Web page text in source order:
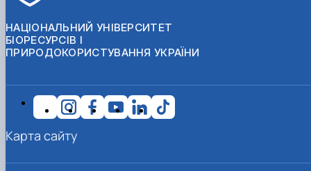
НАЦІОНАЛЬНИЙ УНІВЕРСИТЕТ
БІОРЕСУРСІВ І
ПРИРОДОКОРИСТУВАННЯ УКРАЇНИ
Карта сайту